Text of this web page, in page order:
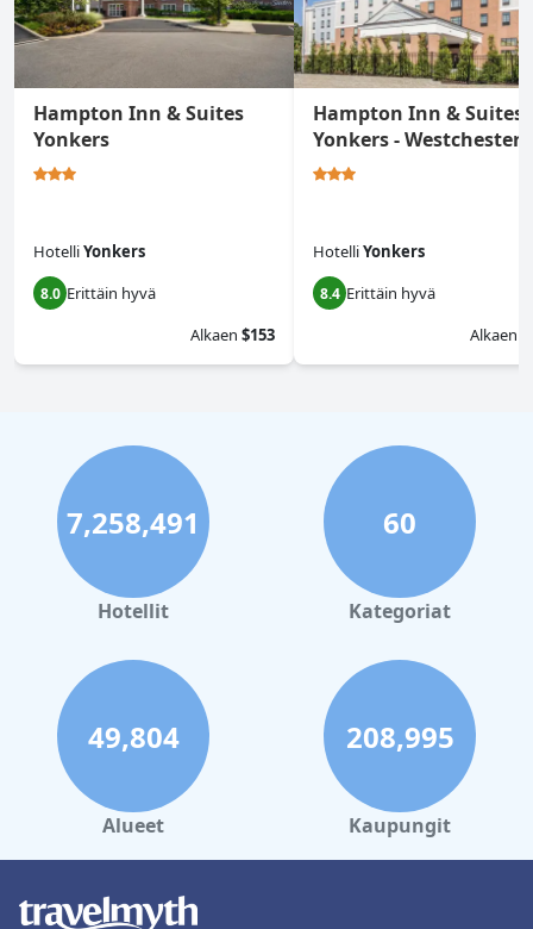
Hampton Inn & Suites
Yonkers
HotelliYonkers
8.0 Erittäin hyvä
Alkaen $153
Hampton Inn & Suites
Yonkers - Westchester
HotelliYonkers
8.4 Erittäin hyvä
Alkaen
7,258,491
Hotellit
60
Kategoriat
49,804
Alueet
208,995
Kaupungit